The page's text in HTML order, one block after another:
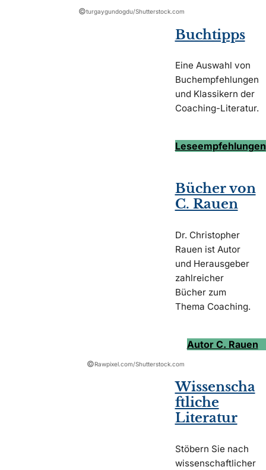
©turgaygundogdu/Shutterstock.com
Buchtipps
Eine Auswahl von
Buchempfehlungen
und Klassikern der
Coaching-Literatur.
Leseempfehlungen
Bücher von
C. Rauen
Dr. Christopher
Rauen ist Autor
und Herausgeber
zahlreicher
Bücher zum
Thema Coaching.
Autor C. Rauen
©Rawpixel.com/Shutterstock.com
Wissenscha
ftliche
Literatur
Stöbern Sie nach
wissenschaftlicher